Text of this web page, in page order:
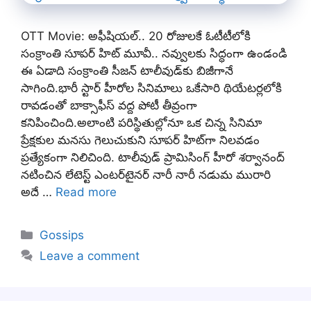
OTT Movie: అఫీషియల్.. 20 రోజులకే ఓటీటీలోకి
సంక్రాంతి సూపర్ హిట్ మూవీ.. నవ్వులకు సిద్ధంగా ఉండండి
ఈ ఏడాది సంక్రాంతి సీజన్ టాలీవుడ్‌కు బిజీగానే
సాగింది.భారీ స్టార్ హీరోల సినిమాలు ఒకేసారి థియేటర్లలోకి
రావడంతో బాక్సాఫీస్ వద్ద పోటీ తీవ్రంగా
కనిపించింది.అలాంటి పరిస్థితుల్లోనూ ఒక చిన్న సినిమా
ప్రేక్షకుల మనసు గెలుచుకుని సూపర్ హిట్‌గా నిలవడం
ప్రత్యేకంగా నిలిచింది. టాలీవుడ్ ప్రామిసింగ్ హీరో శర్వానంద్
నటించిన లేటెస్ట్ ఎంటర్‌టైనర్ నారీ నారీ నడుమ మురారి
అదే … Read more
Categories
Gossips
Leave a comment